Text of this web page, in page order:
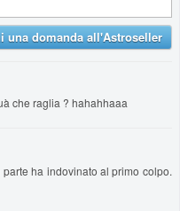
una domanda all'Astroseller
che raglia ? hahahhaaa
ha indovinato al primo colpo.